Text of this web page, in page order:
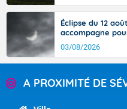
Éclipse du 12
accompagne
03/08/2026
A PROXIMITÉ DE